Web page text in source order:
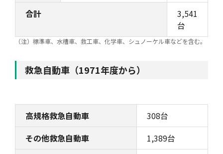
合計
3,541
台
（注）標準車、水槽車、救工車、化学車、シュノーケル車などを含む。
救急自動車（1971年度から）
高規格救急自動車
308台
その他救急自動車
1,389台